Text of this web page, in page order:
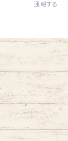
通報する